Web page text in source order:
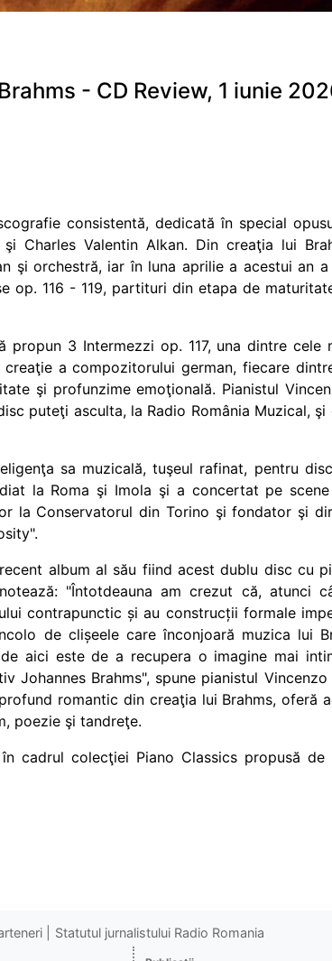
- CD Review, 1 iunie
consistentă, dedicată în special
şi Charles Valentin Alkan. Din creaţia lui
şi orchestră, iar în luna aprilie a acestui an
op. 116 - 119, partituri din etapa de
3 Intermezzi op. 117, una dintre cele
a compozitorului german, fiecare
şi profunzime emoţională. Pianistul
puteţi asculta, la Radio România Muzical, şi
sa muzicală, tuşeul rafinat, pentru
la Roma şi Imola şi a concertat pe
la Conservatorul din Torino şi fondator şi
album al său fiind acest dublu disc cu
"Întotdeauna am crezut că, atunci
contrapunctic și au construcții formale
de clișeele care înconjoară muzica lui
aici este de a recupera o imagine mai
Johannes Brahms", spune pianistul
romantic din creaţia lui Brahms, oferă
poezie şi tandreţe.
cadrul colecţiei Piano Classics propusă de
Statutul jurnalistului Radio Romania